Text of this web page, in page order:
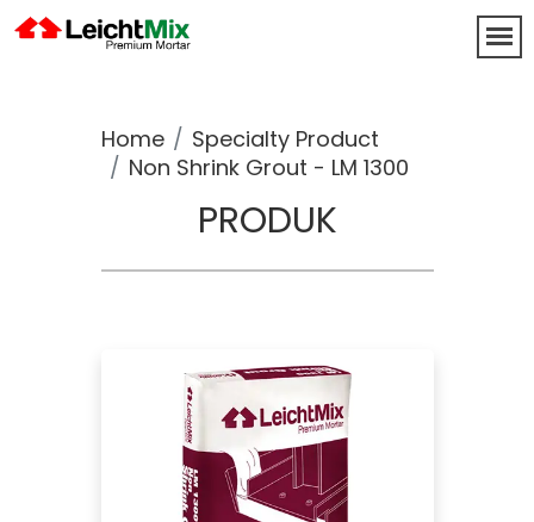
Home
Specialty Product
Non Shrink Grout - LM 1300
PRODUK